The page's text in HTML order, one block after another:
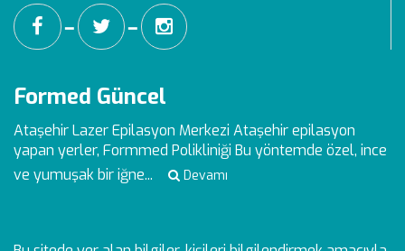
━ ━
Formed Güncel
Ataşehir Lazer Epilasyon Merkezi Ataşehir epilasyon
yapan yerler, Formmed Polikliniği Bu yöntemde özel, ince
ve yumuşak bir iğne...
Devamı